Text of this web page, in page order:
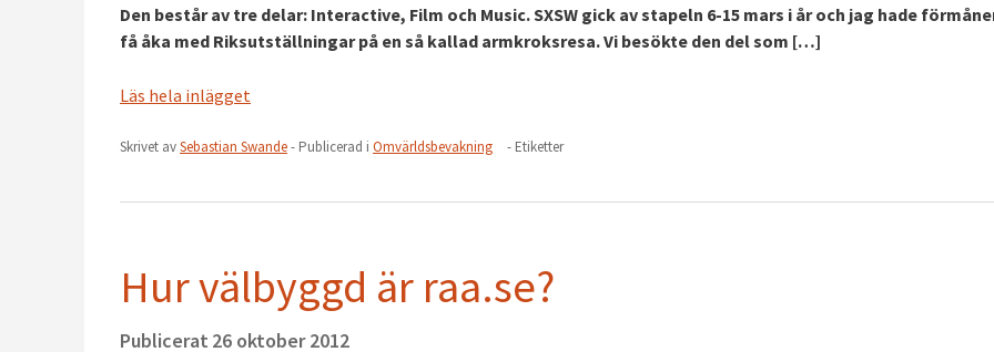
Den består av tre delar: Interactive, Film och Music. SXSW gick av stapeln 6-15 mars i år och jag hade
få åka med Riksutställningar på en så kallad armkroksresa. Vi besökte den del som […]
Läs hela inlägget
Skrivet avSebastian Swande- Publicerad i Omvärldsbevakning - Etiketter
Hur välbyggd är raa.se?
Publicerat 26 oktober 2012